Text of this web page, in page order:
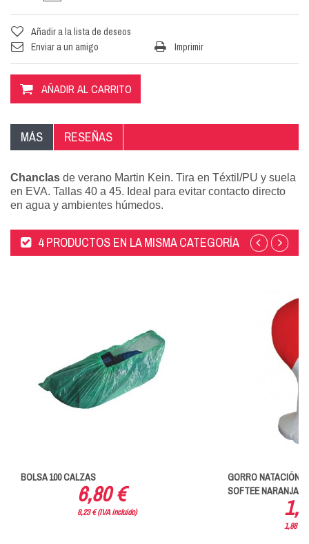
Añadir a la lista de deseos
Enviar a un amigo
Imprimir
AÑADIR AL CARRITO
MÁS RESEÑAS
Chanclas de verano Martin Kein. Tira en Téxtil/PU y suela
en EVA. Tallas 40 a 45. Ideal para evitar contacto directo
en agua y ambientes húmedos.
4 PRODUCTOS EN LA MISMA CATEGORÍA
BOLSA 100 CALZAS
6,80 €
8,23 € (IVA incluido)
GORRO NATACIÓN
SOFTEE NARANJA
1,88 €